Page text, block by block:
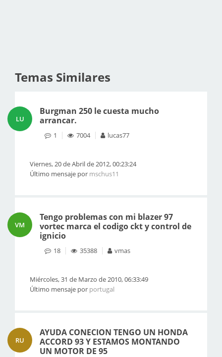
Temas Similares
LU
Burgman 250 le cuesta mucho
arrancar.
1 7004 lucas77
Viernes, 20 de Abril de 2012, 00:23:24
Último mensaje por mschus11
VM
Tengo problemas con mi blazer 97
vortec marca el codigo ckt y control de
ignicio
18 35388 vmas
Miércoles, 31 de Marzo de 2010, 06:33:49
Último mensaje por portugal
RU
AYUDA CONECION TENGO UN HONDA
ACCORD 93 Y ESTAMOS MONTANDO
UN MOTOR DE 95